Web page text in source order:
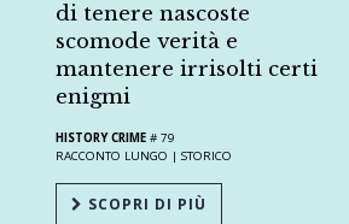
di tenere nascoste
scomode verità e
mantenere irrisolti certi
enigmi
HISTORY CRIME # 79
RACCONTO LUNGO | STORICO
SCOPRI DI PIÙ